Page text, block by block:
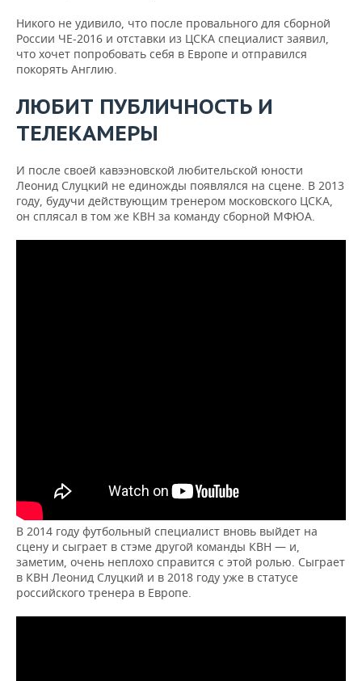
Никого не удивило, что после провального для сборной
России ЧЕ-2016 и отставки из ЦСКА специалист заявил,
что хочет попробовать себя в Европе и отправился
покорять Англию.
ЛЮБИТ ПУБЛИЧНОСТЬ И
ТЕЛЕКАМЕРЫ
И после своей кавээновской любительской юности
Леонид Слуцкий не единожды появлялся на сцене. В 2013
году, будучи действующим тренером московского ЦСКА,
он сплясал в том же КВН за команду сборной МФЮА.
В 2014 году футбольный специалист вновь выйдет на
сцену и сыграет в стэме другой команды КВН — и,
заметим, очень неплохо справится с этой ролью. Сыграет
в КВН Леонид Слуцкий и в 2018 году уже в статусе
российского тренера в Европе.